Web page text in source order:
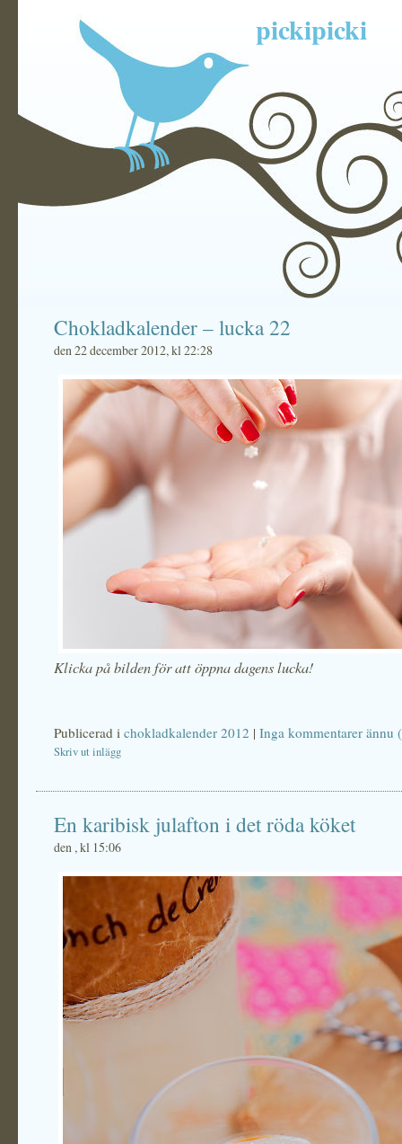
pickipicki
Chokladkalender – lucka 22
den 22 december 2012, kl 22:28
Klicka på bilden för att öppna dagens lucka!
Publicerad i chokladkalender 2012 | Inga kommentarer ännu
Skriv ut inlägg
En karibisk julafton i det röda köket
den , kl 15:06